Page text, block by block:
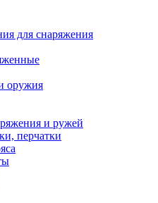
для снаряжения
оружия
и ружей
перчатки